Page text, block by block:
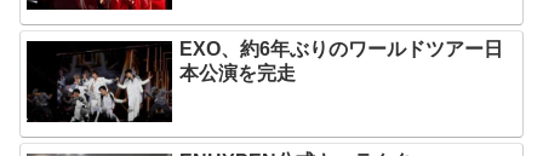
EXO、約6年ぶりのワールドツアー日
本公演を完走